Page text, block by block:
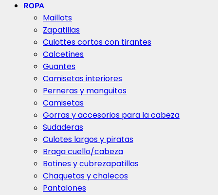
ROPA
Maillots
Zapatillas
Culottes cortos con tirantes
Calcetines
Guantes
Camisetas interiores
Perneras y manguitos
Camisetas
Gorras y accesorios para la cabeza
Sudaderas
Culotes largos y piratas
Braga cuello/cabeza
Botines y cubrezapatillas
Chaquetas y chalecos
Pantalones